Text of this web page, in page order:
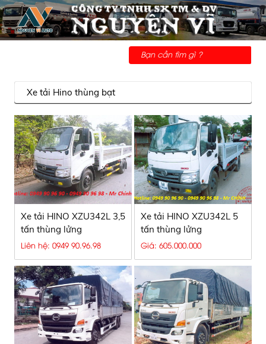
Xe tải Hino thùng bạt
Xe tải HINO XZU342L 3,5
tấn thùng lửng
Liên hệ: 0949 90.96.98
Xe tải HINO XZU342L 5
tấn thùng lửng
Giá: 605.000.000